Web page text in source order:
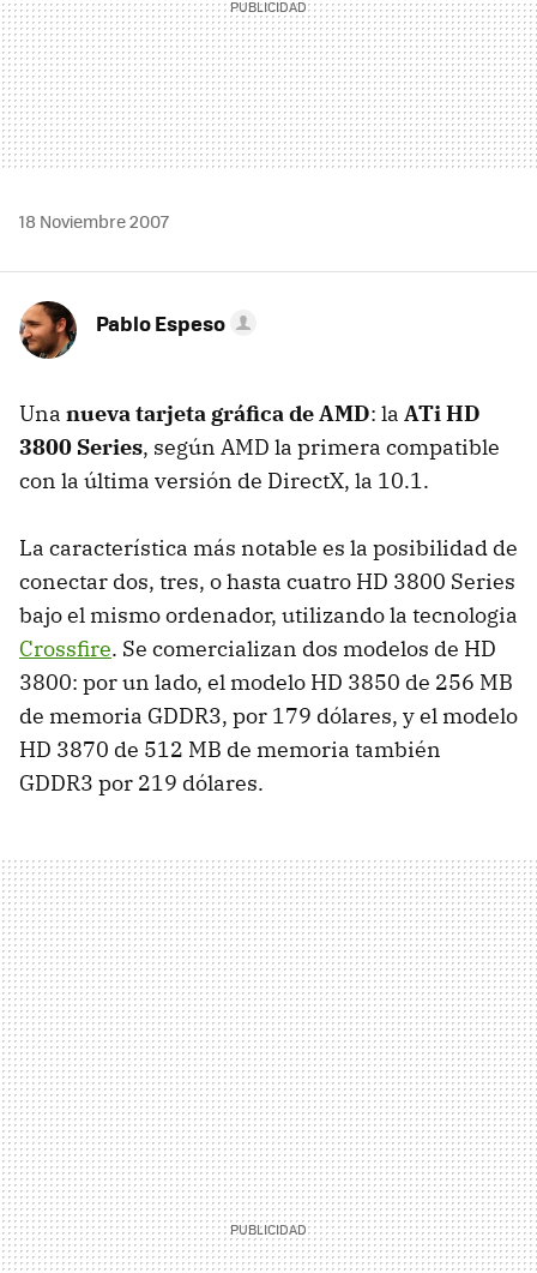
18 Noviembre 2007
Pablo Espeso
Una nueva tarjeta gráfica de AMD: la ATi HD
3800 Series, según AMD la primera compatible
con la última versión de DirectX, la 10.1.
La característica más notable es la posibilidad de
conectar dos, tres, o hasta cuatro HD 3800 Series
bajo el mismo ordenador, utilizando la tecnologia
Crossfire. Se comercializan dos modelos de HD
3800: por un lado, el modelo HD 3850 de 256 MB
de memoria GDDR3, por 179 dólares, y el modelo
HD 3870 de 512 MB de memoria también
GDDR3 por 219 dólares.